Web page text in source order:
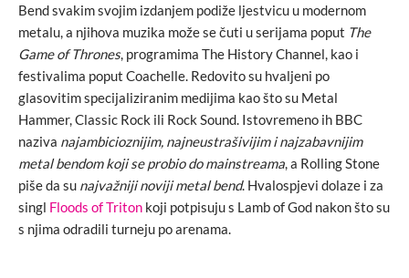
Bend svakim svojim izdanjem podiže ljestvicu u modernom
metalu, a njihova muzika može se čuti u serijama poput The
Game of Thrones, programima The History Channel, kao i
festivalima poput Coachelle. Redovito su hvaljeni po
glasovitim specijaliziranim medijima kao što su Metal
Hammer, Classic Rock ili Rock Sound. Istovremeno ih BBC
naziva najambicioznijim, najneustrašivijim i najzabavnijim
metal bendom koji se probio do mainstreama, a Rolling Stone
piše da su najvažniji noviji metal bend. Hvalospjevi dolaze i za
singl Floods of Triton koji potpisuju s Lamb of God nakon što su
s njima odradili turneju po arenama.